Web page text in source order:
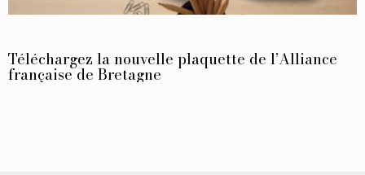
Téléchargez la nouvelle plaquette de l’Alliance
française de Bretagne